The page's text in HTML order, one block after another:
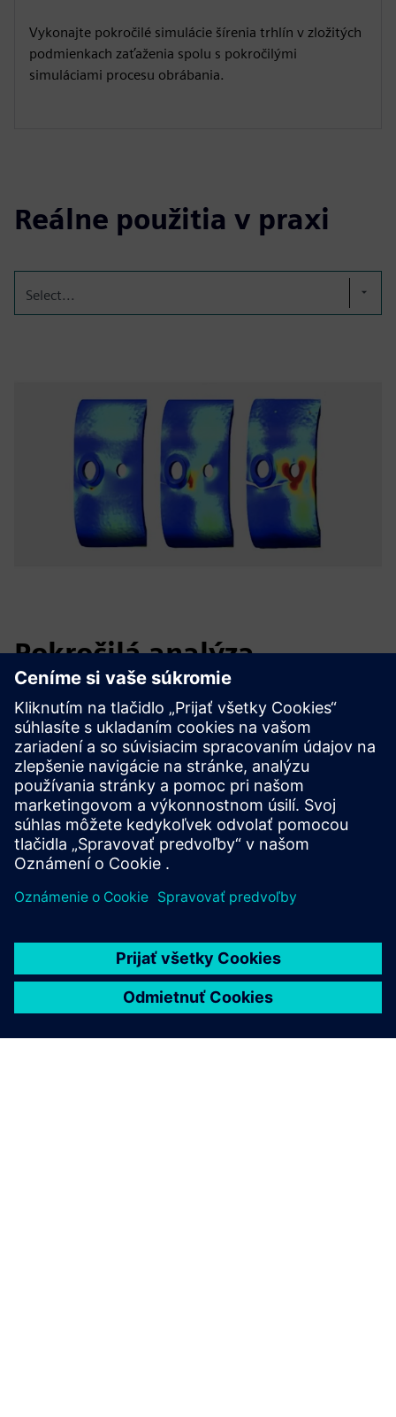
Vykonajte pokročilé simulácie šírenia trhlín v zložitých
podmienkach zaťaženia spolu s pokročilými
simuláciami procesu obrábania.
Reálne použitia v praxi
Select...
Pokročilá analýza
tolerancie poškodenia
Výzva: Analýza šírenia trhlín v zložitých zostavách pre
návrh a vyšetrovanie porúch v prevádzke.
Riešenie: Morfeo/Crack XFEM pre automatizované šírenie
3D únavových trhlín prostredníctvom funkcií levelset.
Výsledky: Automatizovaná predikcia dráhy trhlín, faktory
intenzity napätia, manipulácia s viacerými trhlinami.